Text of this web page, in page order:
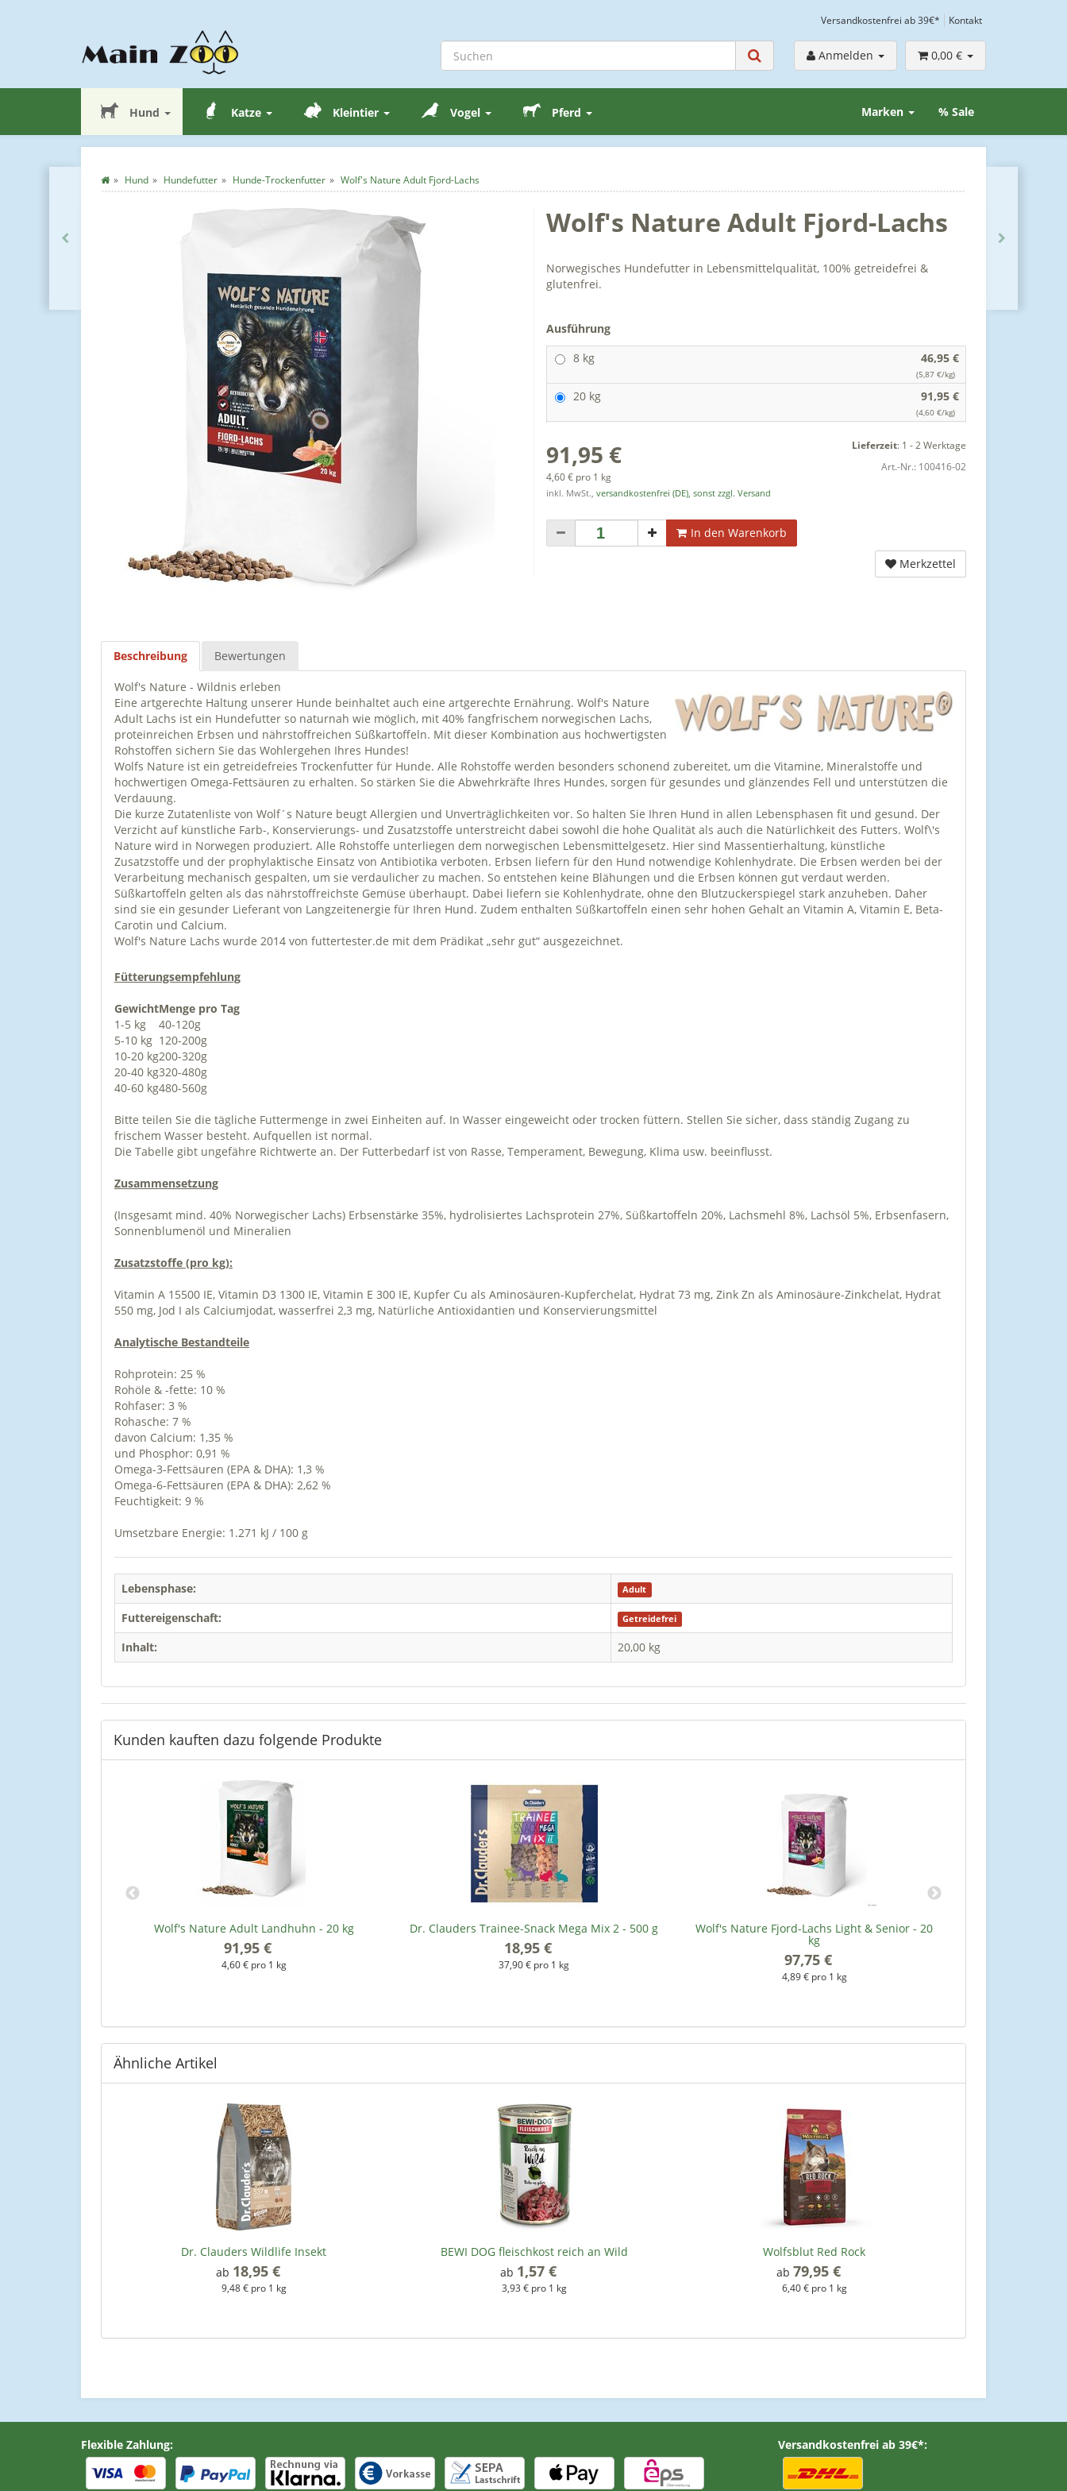
Versandkostenfrei ab 39€* Kontakt
Anmelden 0,00 €
Hund Katze Kleintier Vogel Pferd % Sale
Marken
Hund Hundefutter Hunde-Trockenfutter Wolf's Nature Adult Fjord-Lachs
Wolf's Nature Adult Fjord-Lachs
Norwegisches Hundefutter in Lebensmittelqualität, 100% getreidefrei &
glutenfrei.
Ausführung
8 kg
46,95 €
(5,87 €/kg)
20 kg 91,95 €
(4,60 €/kg)
91,95 €
4,60 € pro 1 kg
inkl. MwSt., versandkostenfrei (DE), sonst zzgl. Versand
Lieferzeit: 1 - 2 Werktage
Art.-Nr.: 100416-02
In den Warenkorb
Merkzettel
Beschreibung Bewertungen
Wolf's Nature - Wildnis erleben
Eine artgerechte Haltung unserer Hunde beinhaltet auch eine artgerechte Ernährung. Wolf's Nature
Adult Lachs ist ein Hundefutter so naturnah wie möglich, mit 40% fangfrischem norwegischen Lachs,
proteinreichen Erbsen und nährstoffreichen Süßkartoffeln. Mit dieser Kombination aus hochwertigsten
Rohstoffen sichern Sie das Wohlergehen Ihres Hundes!
Wolfs Nature ist ein getreidefreies Trockenfutter für Hunde. Alle Rohstoffe werden besonders schonend zubereitet, um die Vitamine, Mineralstoffe und
hochwertigen Omega-Fettsäuren zu erhalten. So stärken Sie die Abwehrkräfte Ihres Hundes, sorgen für gesundes und glänzendes Fell und unterstützen die
Verdauung.
Die kurze Zutatenliste von Wolf´s Nature beugt Allergien und Unverträglichkeiten vor. So halten Sie Ihren Hund in allen Lebensphasen fit und gesund. Der
Verzicht auf künstliche Farb-, Konservierungs- und Zusatzstoffe unterstreicht dabei sowohl die hohe Qualität als auch die Natürlichkeit des Futters. Wolf\'s
Nature wird in Norwegen produziert. Alle Rohstoffe unterliegen dem norwegischen Lebensmittelgesetz. Hier sind Massentierhaltung, künstliche
Zusatzstoffe und der prophylaktische Einsatz von Antibiotika verboten. Erbsen liefern für den Hund notwendige Kohlenhydrate. Die Erbsen werden bei der
Verarbeitung mechanisch gespalten, um sie verdaulicher zu machen. So entstehen keine Blähungen und die Erbsen können gut verdaut werden.
Süßkartoffeln gelten als das nährstoffreichste Gemüse überhaupt. Dabei liefern sie Kohlenhydrate, ohne den Blutzuckerspiegel stark anzuheben. Daher
sind sie ein gesunder Lieferant von Langzeitenergie für Ihren Hund. Zudem enthalten Süßkartoffeln einen sehr hohen Gehalt an Vitamin A, Vitamin E, Beta-
Carotin und Calcium.
Wolf's Nature Lachs wurde 2014 von futtertester.de mit dem Prädikat „sehr gut“ ausgezeichnet.
Fütterungsempfehlung
GewichtMenge pro Tag
1-5 kg
40-120g
5-10 kg 120-200g
10-20 kg200-320g
20-40 kg320-480g
40-60 kg480-560g
Bitte teilen Sie die tägliche Futtermenge in zwei Einheiten auf. In Wasser eingeweicht oder trocken füttern. Stellen Sie sicher, dass ständig Zugang zu
frischem Wasser besteht. Aufquellen ist normal.
Die Tabelle gibt ungefähre Richtwerte an. Der Futterbedarf ist von Rasse, Temperament, Bewegung, Klima usw. beeinflusst.
Zusammensetzung
(Insgesamt mind. 40% Norwegischer Lachs) Erbsenstärke 35%, hydrolisiertes Lachsprotein 27%, Süßkartoffeln 20%, Lachsmehl 8%, Lachsöl 5%, Erbsenfasern,
Sonnenblumenöl und Mineralien
Zusatzstoffe (pro kg):
Vitamin A 15500 IE, Vitamin D3 1300 IE, Vitamin E 300 IE, Kupfer Cu als Aminosäuren-Kupferchelat, Hydrat 73 mg, Zink Zn als Aminosäure-Zinkchelat, Hydrat
550 mg, Jod I als Calciumjodat, wasserfrei 2,3 mg, Natürliche Antioxidantien und Konservierungsmittel
Analytische Bestandteile
Rohprotein: 25 %
Rohöle & -fette: 10 %
Rohfaser: 3 %
Rohasche: 7 %
davon Calcium: 1,35 %
und Phosphor: 0,91 %
Omega-3-Fettsäuren (EPA & DHA): 1,3 %
Omega-6-Fettsäuren (EPA & DHA): 2,62 %
Feuchtigkeit: 9 %
Umsetzbare Energie: 1.271 kJ / 100 g
Lebensphase: Adult
Futtereigenschaft: Getreidefrei
Inhalt: 20,00 kg
Kunden kauften dazu folgende Produkte
Wolf's Nature Adult Landhuhn - 20 kg
91,95 €
4,60 € pro 1 kg
Dr. Clauders Trainee-Snack Mega Mix 2 - 500 g
18,95 €
37,90 € pro 1 kg
Wolf's Nature Fjord-Lachs Light & Senior - 20
kg
97,75 €
4,89 € pro 1 kg
Ähnliche Artikel
Dr. Clauders Wildlife Insekt
ab 18,95 €
9,48 € pro 1 kg
BEWI DOG fleischkost reich an Wild
ab 1,57 €
3,93 € pro 1 kg
Wolfsblut Red Rock
ab 79,95 €
6,40 € pro 1 kg
Flexible Zahlung: Versandkostenfrei ab 39€*: